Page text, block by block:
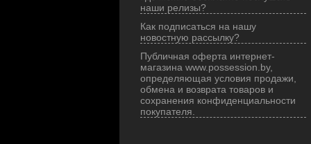
наши релизы?
Как подписаться на нашу
новостную рассылку?
Публичная оферта интернет-
магазина www.possession.by,
определяющая условия продажи,
обмена и возврата товаров и
сохранения конфиденциальности
покупателя.